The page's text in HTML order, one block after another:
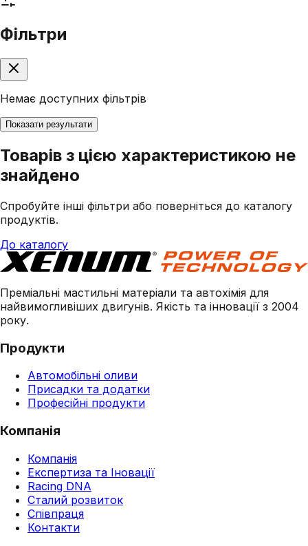
Фільтри
Немає доступних фільтрів
Показати результати
Товарів з цією характеристикою не
знайдено
Спробуйте інші фільтри або поверніться до каталогу
продуктів.
До каталогу
Преміальні мастильні матеріали та автохімія для
найвимогливіших двигунів. Якість та інновації з 2004
року.
Продукти
Автомобільні оливи
Присадки та додатки
Професійні продукти
Компанія
Компанія
Експертиза та Іновації
Racing DNA
Сталий розвиток
Співпраця
Контакти